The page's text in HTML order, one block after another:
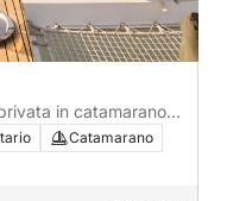
in catamarano
Catamarano